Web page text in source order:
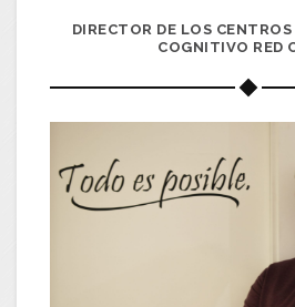
DIRECTOR DE LOS
COGNITIVO RED